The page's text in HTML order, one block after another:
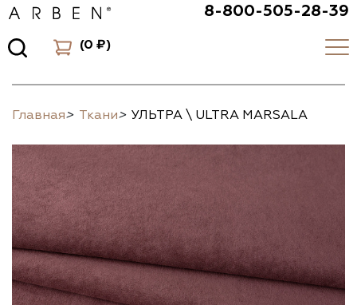
8-800-505-28-39
(0 ₽)
Главная> Ткани> УЛЬТРА \ ULTRA MARSALA